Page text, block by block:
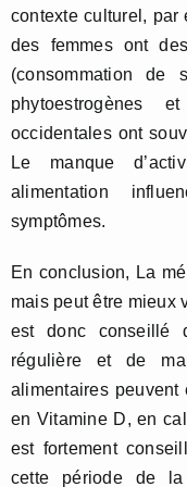
contexte culturel, par
des femmes ont
(consommation de
phytoestrogènes
occidentales ont
Le manque
alimentation
symptômes.
En conclusion, La
mais peut être mieux
est donc conseillé
régulière et de
alimentaires
en Vitamine D, en
est fortement
cette période de la